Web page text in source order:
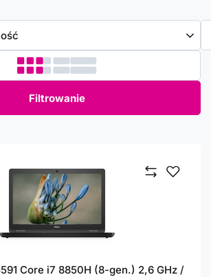
Filtrowanie
Core i7 8850H (8-gen.) 2,6 GHz /